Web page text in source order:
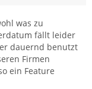
was zu
fällt leider
dauernd benutzt
Firmen
ein Feature